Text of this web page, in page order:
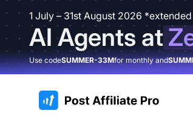
1 July – 31st August 2026 *extended
AI Agents at
Use codeSUMMER-33Mfor monthly and
:site.title